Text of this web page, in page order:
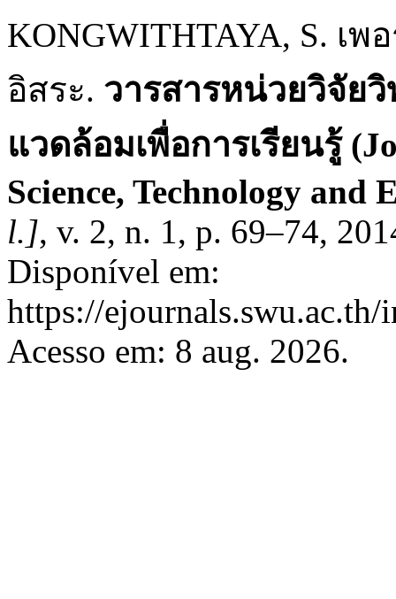
KONGWITHTAYA, S. เ
อิสระ. วารสารหน่วยวิจัย
แวดล้อมเพื่อการเรียนรู้
Science, Technology
l.], v. 2, n. 1, p. 69–74,
Disponível em:
https://
Acesso em: 8 aug. 2026.